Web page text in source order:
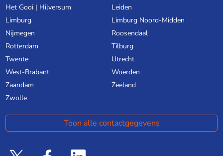
Het Gooi | Hilversum
Leiden
Limburg
Limburg Noord-Midden
Nijmegen
Roosendaal
Rotterdam
Tilburg
Twente
Utrecht
West-Brabant
Woerden
Zaandam
Zeeland
Zwolle
Toon alle contactgegevens